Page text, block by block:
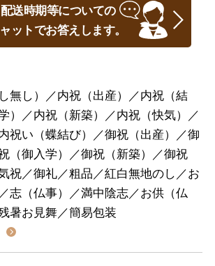
送時期等についての
ットでお答えします。
無し）／内祝（出産）／内祝（結
）／内祝（新築）／内祝（快気）／
祝い（蝶結び）／御祝（出産）／御
（御入学）／御祝（新築）／御祝
祝／御礼／粗品／紅白無地のし／お
志（仏事）／満中陰志／お供（仏
暑お見舞／簡易包装